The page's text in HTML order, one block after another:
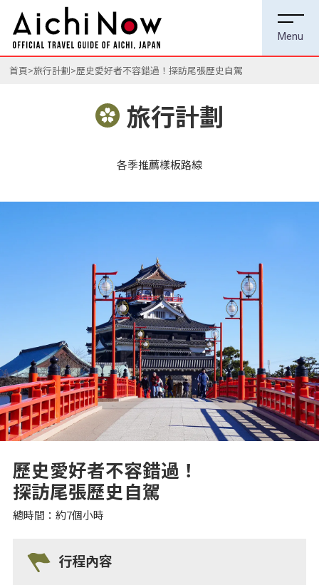
首頁 旅行計劃 歷史愛好者不容錯過！探訪尾張歷史自駕
旅行計劃
各季推薦樣板路線
歷史愛好者不容錯過！
探訪尾張歷史自駕
總時間：約7個小時
行程內容